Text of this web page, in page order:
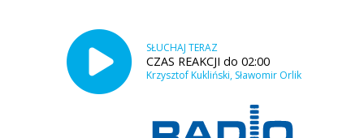
SŁUCHAJ TERAZ
CZAS REAKCJI do 02:00
Krzysztof Kukliński, Sławomir Orlik